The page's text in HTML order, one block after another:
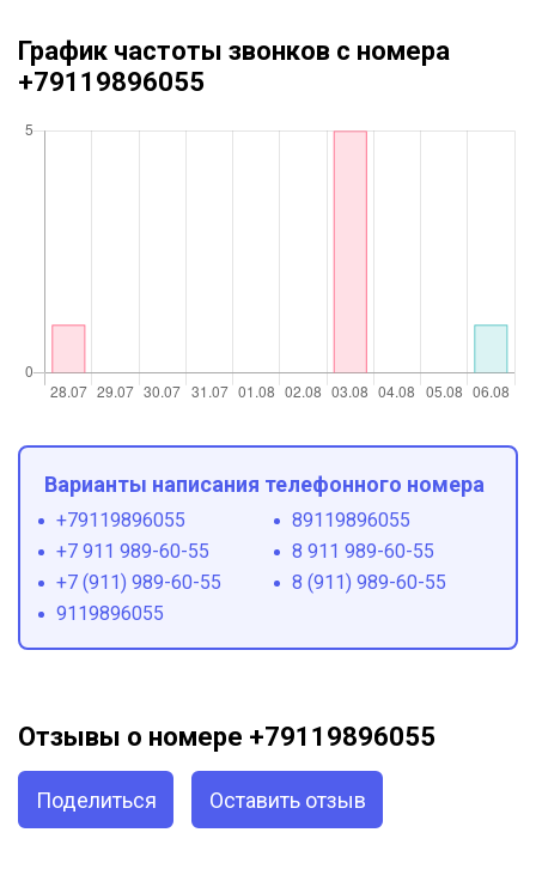
График частоты звонков с номера
+79119896055
Варианты написания телефонного номера
+79119896055
89119896055
+7 911 989-60-55
8 911 989-60-55
+7 (911) 989-60-55
8 (911) 989-60-55
9119896055
Отзывы о номере +79119896055
Поделиться Оставить отзыв